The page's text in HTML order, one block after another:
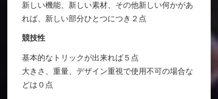
新しい機能、新しい素材、その他新しい何かがあ
れば、新しい部分ひとつにつき２点
競技性
基本的なトリックが出来れば５点
大きさ、重量、デザイン重視で使用不可の場合な
どは０点